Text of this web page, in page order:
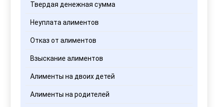
Твердая денежная сумма
Неуплата алиментов
Отказ от алиментов
Взыскание алиментов
Алименты на двоих детей
Алименты на родителей